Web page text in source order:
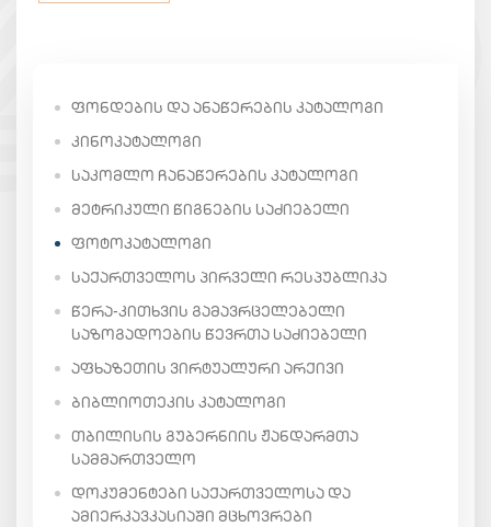
ᲤᲝᲜᲓᲔᲑᲘᲡ ᲓᲐ ᲐᲜᲐᲬᲔᲠᲔᲑᲘᲡ ᲙᲐᲢᲐᲚᲝᲒᲘ
ᲙᲘᲜᲝᲙᲐᲢᲐᲚᲝᲒᲘ
ᲡᲐᲙᲝᲛᲚᲝ ᲩᲐᲜᲐᲬᲔᲠᲔᲑᲘᲡ ᲙᲐᲢᲐᲚᲝᲒᲘ
ᲛᲔᲢᲠᲘᲙᲣᲚᲘ ᲬᲘᲒᲜᲔᲑᲘᲡ ᲡᲐᲫᲘᲔᲑᲔᲚᲘ
ᲤᲝᲢᲝᲙᲐᲢᲐᲚᲝᲒᲘ
ᲡᲐᲥᲐᲠᲗᲕᲔᲚᲝᲡ ᲞᲘᲠᲕᲔᲚᲘ ᲠᲔᲡᲞᲣᲑᲚᲘᲙᲐ
ᲬᲔᲠᲐ-ᲙᲘᲗᲮᲕᲘᲡ ᲒᲐᲛᲐᲕᲠᲪᲔᲚᲔᲑᲔᲚᲘ
ᲡᲐᲖᲝᲒᲐᲓᲝᲔᲑᲘᲡ ᲬᲔᲕᲠᲗᲐ ᲡᲐᲫᲘᲔᲑᲔᲚᲘ
ᲐᲤᲮᲐᲖᲔᲗᲘᲡ ᲕᲘᲠᲢᲣᲐᲚᲣᲠᲘ ᲐᲠᲥᲘᲕᲘ
ᲑᲘᲑᲚᲘᲝᲗᲔᲙᲘᲡ ᲙᲐᲢᲐᲚᲝᲒᲘ
ᲗᲑᲘᲚᲘᲡᲘᲡ ᲒᲣᲑᲔᲠᲜᲘᲘᲡ ᲟᲐᲜᲓᲐᲠᲛᲗᲐ
ᲡᲐᲛᲛᲐᲠᲗᲕᲔᲚᲝ
ᲓᲝᲙᲣᲛᲔᲜᲢᲔᲑᲘ ᲡᲐᲥᲐᲠᲗᲕᲔᲚᲝᲡᲐ ᲓᲐ
ᲐᲛᲘᲔᲠᲙᲐᲕᲙᲐᲡᲘᲐᲨᲘ ᲛᲪᲮᲝᲕᲠᲔᲑᲘ